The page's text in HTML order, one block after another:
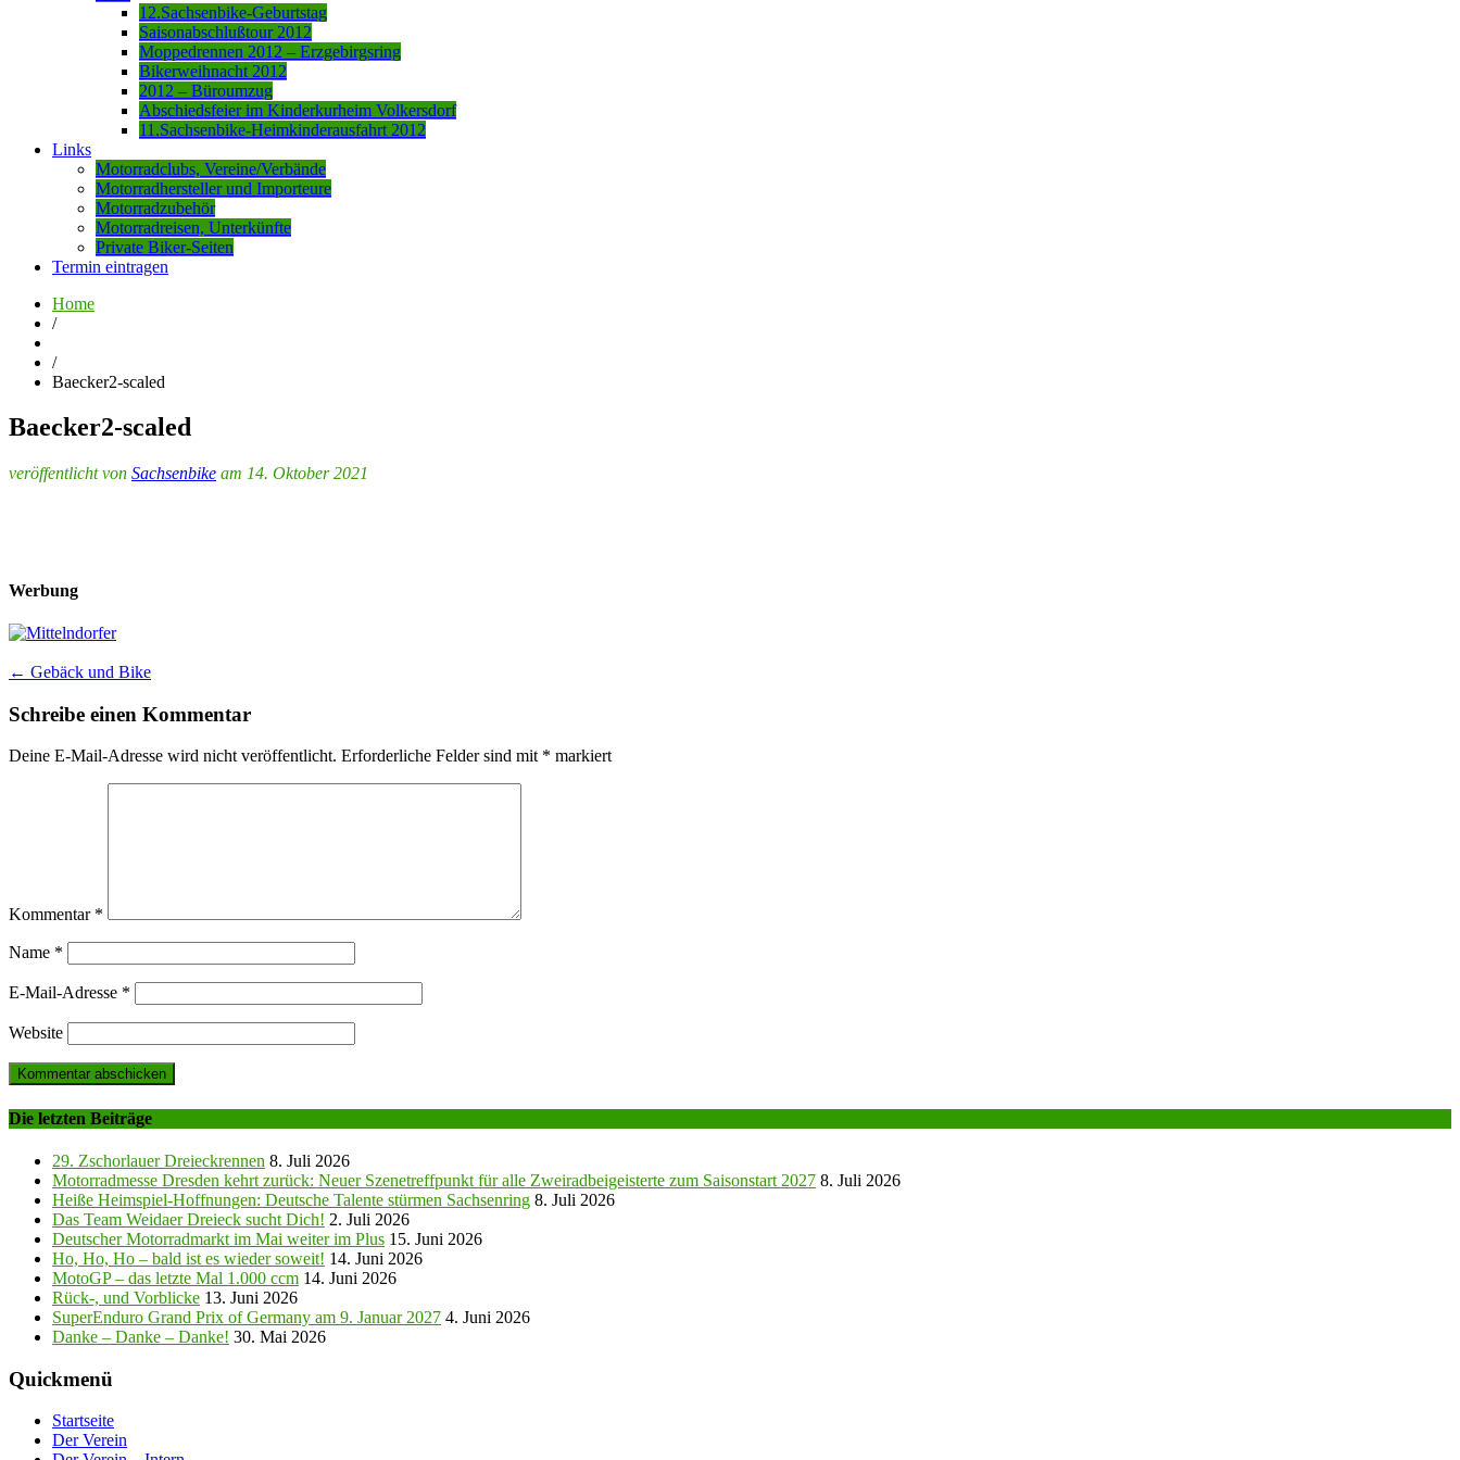
12.Sachsenbike-Geburtstag
Saisonabschlußtour 2012
Moppedrennen 2012 – Erzgebirgsring
Bikerweihnacht 2012
2012 – Büroumzug
Abschiedsfeier im Kinderkurheim Volkersdorf
11.Sachsenbike-Heimkinderausfahrt 2012
Links
Motorradclubs, Vereine/Verbände
Motorradhersteller und Importeure
Motorradzubehör
Motorradreisen, Unterkünfte
Private Biker-Seiten
Termin eintragen
Home
/
/
Baecker2-scaled
Baecker2-scaled
veröffentlicht von Sachsenbike am 14. Oktober 2021
Werbung
Post
navigation
← Gebäck und Bike
Schreibe einen Kommentar
Deine E-Mail-Adresse wird nicht veröffentlicht. Erforderliche Felder sind mit * markiert
Kommentar *
Name *
E-Mail-Adresse *
Website
Die letzten Beiträge
29. Zschorlauer Dreieckrennen 8. Juli 2026
Motorradmesse Dresden kehrt zurück: Neuer Szenetreffpunkt für alle Zweiradbeigeisterte zum Saisonstart 2027 8. Juli 2026
Heiße Heimspiel-Hoffnungen: Deutsche Talente stürmen Sachsenring 8. Juli 2026
Das Team Weidaer Dreieck sucht Dich! 2. Juli 2026
Deutscher Motorradmarkt im Mai weiter im Plus 15. Juni 2026
Ho, Ho, Ho – bald ist es wieder soweit! 14. Juni 2026
MotoGP – das letzte Mal 1.000 ccm 14. Juni 2026
Rück-, und Vorblicke 13. Juni 2026
SuperEnduro Grand Prix of Germany am 9. Januar 2027 4. Juni 2026
Danke – Danke – Danke! 30. Mai 2026
Quickmenü
Startseite
Der Verein